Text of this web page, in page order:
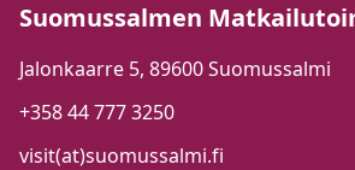
Suomussalmen
Jalonkaarre 5, 89600 Suomussalmi
+358 44 777 3250
visit(at)suomussalmi.fi